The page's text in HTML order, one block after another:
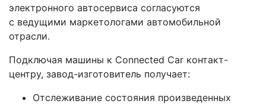
электронного автосервиса согласуются
с ведущими маркетологами автомобильной
отрасли.
Подключая машины к Connected Car контакт-
центру, завод-изготовитель получает:
Отслеживание состояния произведенных